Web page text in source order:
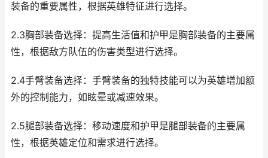
装备的重要属性，根据英雄特征进行选择。
2.3胸部装备选择：提高生活值和护甲是胸部装备的主要属
性，根据敌方队伍的伤害类型进行选择。
2.4手臂装备选择：手臂装备的独特技能可以为英雄增加额
外的控制能力，如眩晕或减速效果。
2.5腿部装备选择：移动速度和护甲是腿部装备的主要属
性，根据英雄定位和需求进行选择。